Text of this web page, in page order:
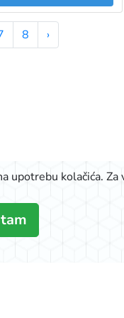
8 ›
kolačića. Za